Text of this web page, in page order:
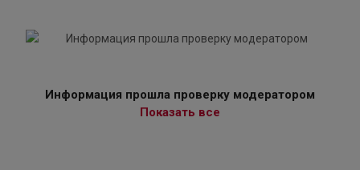
Информация прошла проверку модератором
Показать все